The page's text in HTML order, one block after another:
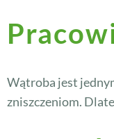
Wątroba jest
zniszczeniom.